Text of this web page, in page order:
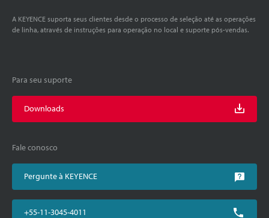
A KEYENCE suporta seus clientes desde o processo de seleção até as operações
de linha, através de instruções para operação no local e suporte pós-vendas.
Para seu suporte
Downloads
Fale conosco
Pergunte à KEYENCE
+55-11-3045-4011